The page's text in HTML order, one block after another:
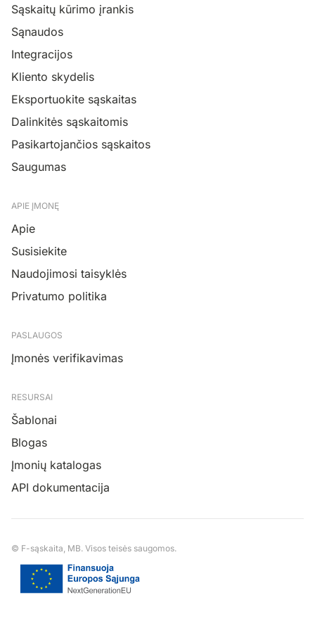
Sąskaitų kūrimo įrankis
Sąnaudos
Integracijos
Kliento skydelis
Eksportuokite sąskaitas
Dalinkitės sąskaitomis
Pasikartojančios sąskaitos
Saugumas
APIE ĮMONĘ
Apie
Susisiekite
Naudojimosi taisyklės
Privatumo politika
PASLAUGOS
Įmonės verifikavimas
RESURSAI
Šablonai
Blogas
Įmonių katalogas
API dokumentacija
© F-sąskaita, MB. Visos teisės saugomos.